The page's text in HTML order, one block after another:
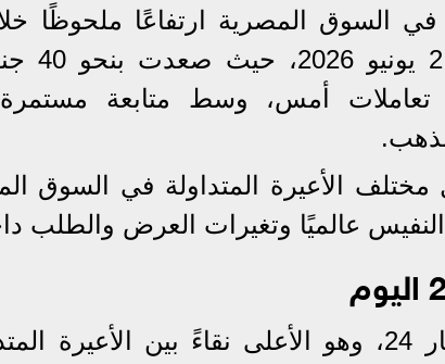
السوق المصرية ارتفاعًا ملحوظًا خلال
تعاملات أمس، وسط متابعة
الأعيرة المتداولة في السوق
عالميًا وتغيرات العرض والطلب
نحو